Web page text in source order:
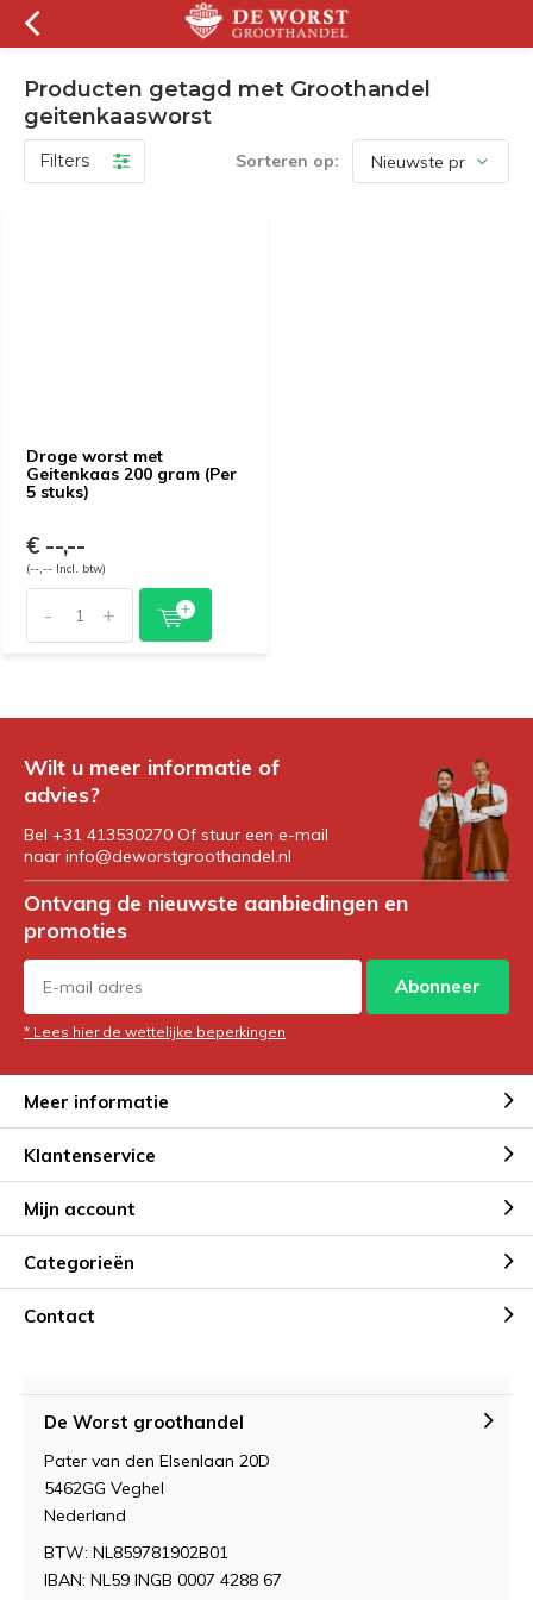
Producten getagd met Groothandel
geitenkaasworst
Filters Sorteren op:
Droge worst met
Geitenkaas 200 gram (Per
5 stuks)
€ --,--
(--,-- Incl. btw)
- +
Wilt u meer informatie of
advies?
Bel +31 413530270 Of stuur een e-mail
naar info@deworstgroothandel.nl
Ontvang de nieuwste aanbiedingen en
promoties
Abonneer
* Lees hier de wettelijke beperkingen
Meer informatie
Klantenservice
Mijn account
Categorieën
Contact
De Worst groothandel
Pater van den Elsenlaan 20D
5462GG Veghel
Nederland
BTW: NL859781902B01
IBAN: NL59 INGB 0007 4288 67